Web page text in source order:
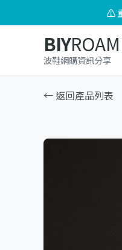
⚠️
BIY
波鞋網購資訊分享
← 返回產品列表